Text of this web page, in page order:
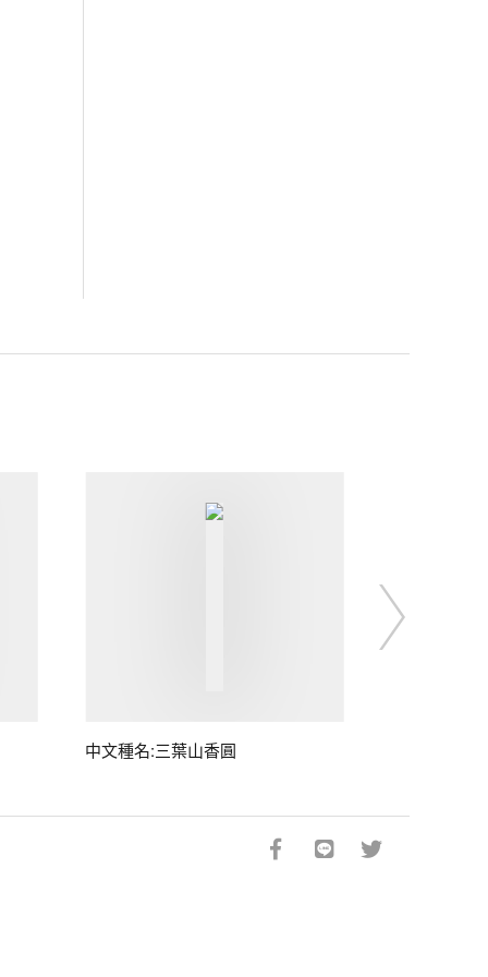
中文種名:三葉山香圓